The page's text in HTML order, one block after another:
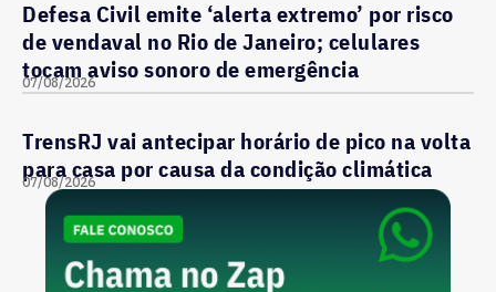
Defesa Civil emite ‘alerta extremo’ por risco
de vendaval no Rio de Janeiro; celulares
tocam aviso sonoro de emergência
07/08/2026
TrensRJ vai antecipar horário de pico na volta
para casa por causa da condição climática
07/08/2026